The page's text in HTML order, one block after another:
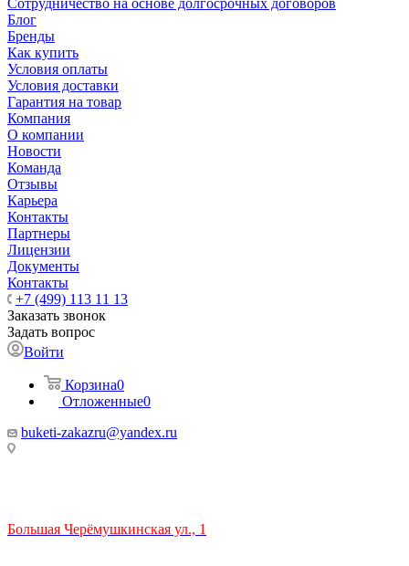
Сотрудничество на основе долгосрочных договоров
Блог
Бренды
Как купить
Условия оплаты
Условия доставки
Гарантия на товар
Компания
О компании
Новости
Команда
Отзывы
Карьера
Контакты
Партнеры
Лицензии
Документы
Контакты
+7 (499) 113 11 13
Заказать звонок
Задать вопрос
Войти
Корзина0
Отложенные0
buketi-zakazru@yandex.ru
Большая Черёмушкинская ул., 1